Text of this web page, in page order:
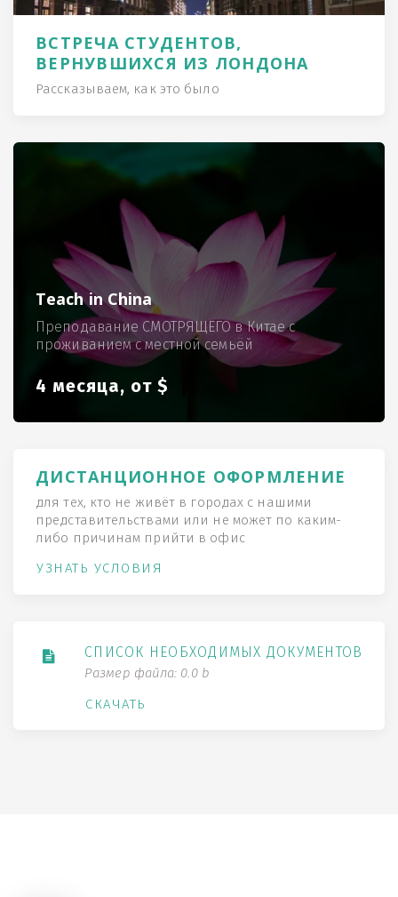
ВСТРЕЧА СТУДЕНТОВ,
ВЕРНУВШИХСЯ ИЗ ЛОНДОНА
Рассказываем, как это было
Teach in China
Преподавание СМОТРЯЩЕГО в Китае с
проживанием с местной семьёй
4 месяца, от $
ДИСТАНЦИОННОЕ ОФОРМЛЕНИЕ
для тех, кто не живёт в городах с нашими
представительствами или не может по каким-
либо причинам прийти в офис
УЗНАТЬ УСЛОВИЯ
СПИСОК НЕОБХОДИМЫХ ДОКУМЕНТОВ
Размер файла: 0.0 b
СКАЧАТЬ